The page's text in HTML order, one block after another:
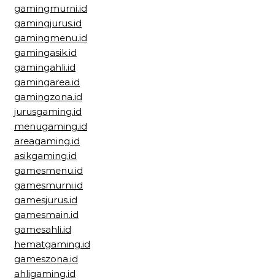
gamingmurni.id
gamingjurus.id
gamingmenu.id
gamingasik.id
gamingahli.id
gamingarea.id
gamingzona.id
jurusgaming.id
menugaming.id
areagaming.id
asikgaming.id
gamesmenu.id
gamesmurni.id
gamesjurus.id
gamesmain.id
gamesahli.id
hematgaming.id
gameszona.id
ahligaming.id